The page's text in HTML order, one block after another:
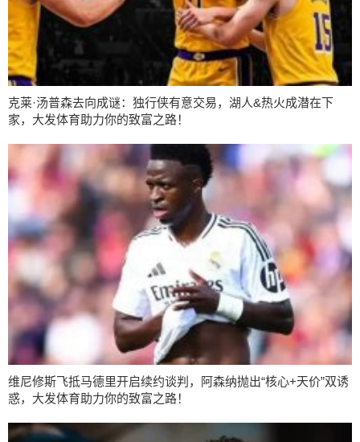
克莱·汤普森去向成谜：独行侠有意交易，湖人&热火成潜在下
家，大发体育助力你的致富之路！
维尼修斯飞抵马德里开启续约谈判，阿森纳抛出“核心+天价”双诱
惑，大发体育助力你的致富之路！